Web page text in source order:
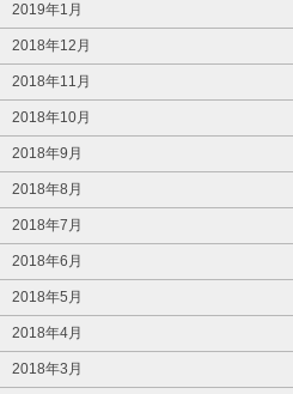
2019年1月
2018年12月
2018年11月
2018年10月
2018年9月
2018年8月
2018年7月
2018年6月
2018年5月
2018年4月
2018年3月